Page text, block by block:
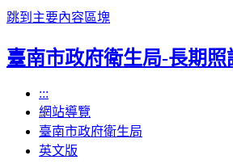
跳到主要內容區塊
臺南市政府衛生局-長期照
:::
網站導覽
臺南市政府衛生局
英文版